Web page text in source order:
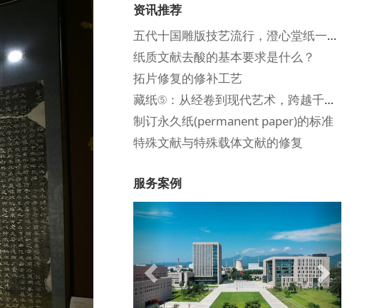
资讯推荐
五代十国雕版技艺流行，澄心堂纸一纸百金！
纸质文献去酸的基本要求是什么？
拓片修复的修补工艺
藏纸⑤：从经卷到现代艺术，跨越千年的文化载体
制订永久纸(permanent paper)的标准
特殊文献与特殊载体文献的修复
服务案例
Previous